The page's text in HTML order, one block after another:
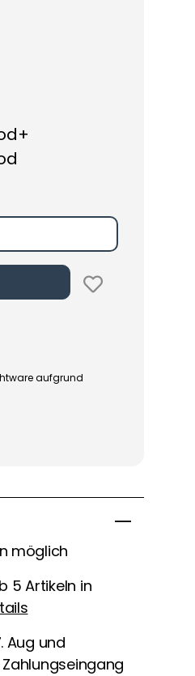
aufgrund
möglich
5 Artikeln in
Aug und
Zahlungseingang